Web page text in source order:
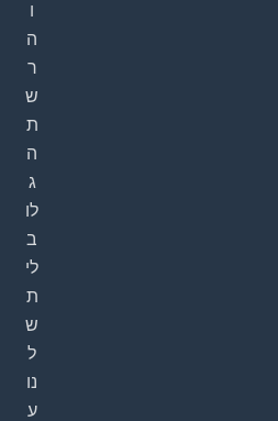
ו
ה
ר
ש
ת
ה
ג
לו
ב
לי
ת
ש
ל
נו
ע